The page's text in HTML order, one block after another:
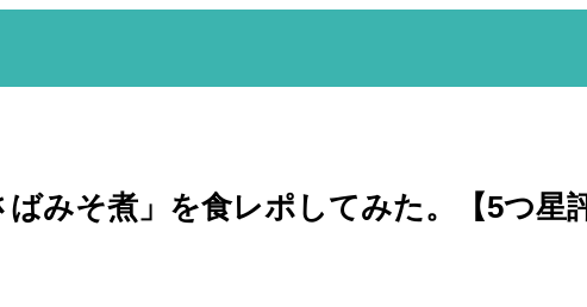
みそ煮」を食レポしてみた。【5つ星